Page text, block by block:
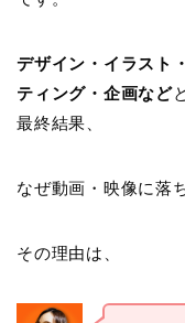
デザイン・イラスト
ティング・企画など
最終結果、
なぜ動画・映像に落
その理由は、